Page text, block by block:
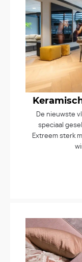
De nieuwste
speciaal
Extreem sterk